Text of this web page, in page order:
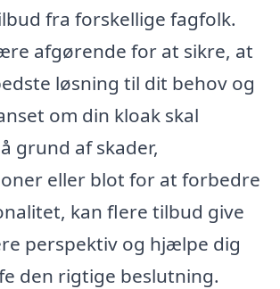
fra forskellige fagfolk.
afgørende for at sikre, at
løsning til dit behov og
om din kloak skal
grund af skader,
eller blot for at forbedre
kan flere tilbud give
perspektiv og hjælpe dig
den rigtige beslutning.